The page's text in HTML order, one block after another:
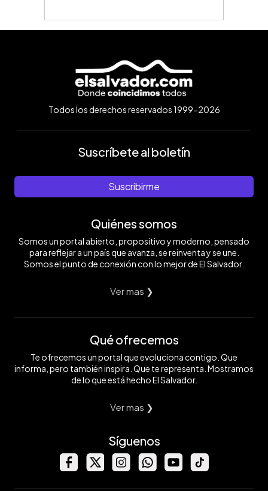
Todos los derechos reservados 1999-2026
Suscríbete al boletín
Suscribirme
Quiénes somos
Somos un portal abierto, propositivo y moderno, pensado
para reflejar a un país que avanza, se reinventa y se une.
Somos el punto de conexión con lo mejor de El Salvador.
Ver mas ❯
Qué ofrecemos
Te ofrecemos un portal que evoluciona contigo. Que
informa, pero también inspira. Que te representa. Mostramos
de lo que está hecho El Salvador.
Ver mas ❯
Síguenos